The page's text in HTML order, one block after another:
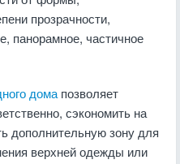
прозрачности,
панорамное, частичное
дома позволяет
сэкономить на
дополнительную зону для
верхней одежды или